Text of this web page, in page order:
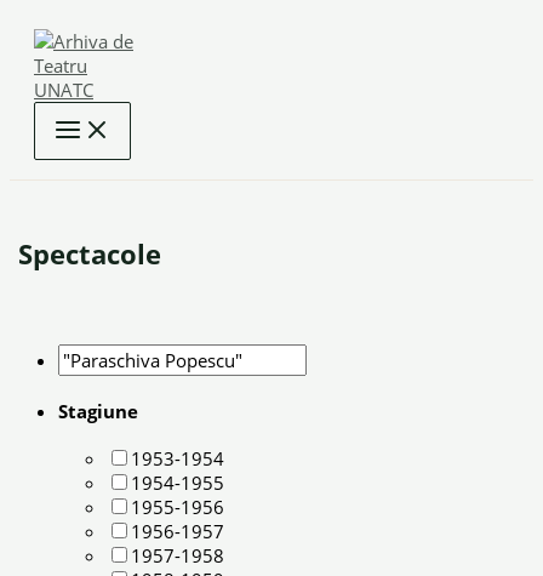
content
Spectacole
Stagiune
1953-1954
1954-1955
1955-1956
1956-1957
1957-1958